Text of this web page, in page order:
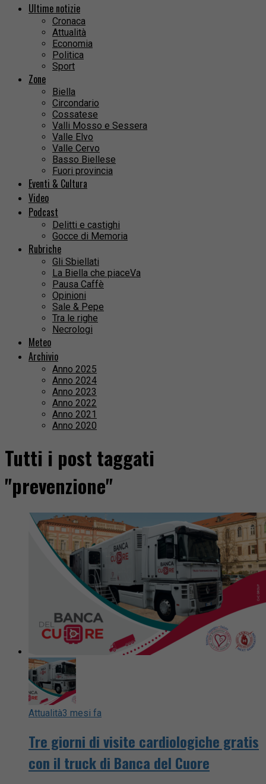
Ultime notizie
Cronaca
Attualità
Economia
Politica
Sport
Zone
Biella
Circondario
Cossatese
Valli Mosso e Sessera
Valle Elvo
Valle Cervo
Basso Biellese
Fuori provincia
Eventi & Cultura
Video
Podcast
Delitti e castighi
Gocce di Memoria
Rubriche
Gli Sbiellati
La Biella che piaceVa
Pausa Caffè
Opinioni
Sale & Pepe
Tra le righe
Necrologi
Meteo
Archivio
Anno 2025
Anno 2024
Anno 2023
Anno 2022
Anno 2021
Anno 2020
Tutti i post taggati
"prevenzione"
Attualità3 mesi fa
Tre giorni di visite cardiologiche gratis
con il truck di Banca del Cuore